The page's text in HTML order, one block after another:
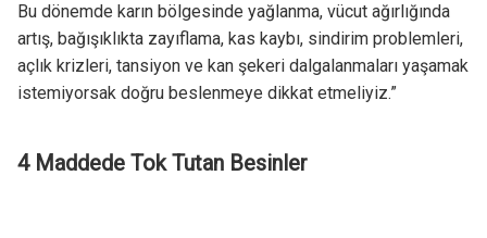
Bu dönemde karın bölgesinde yağlanma, vücut ağırlığında
artış, bağışıklıkta zayıflama, kas kaybı, sindirim problemleri,
açlık krizleri, tansiyon ve kan şekeri dalgalanmaları yaşamak
istemiyorsak doğru beslenmeye dikkat etmeliyiz.”
4 Maddede Tok Tutan Besinler